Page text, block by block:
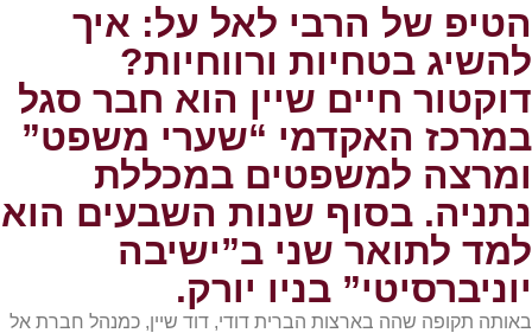
הטיפ של הרבי לאל על: איך
להשיג בטחיות ורווחיות?
דוקטור חיים שיין הוא חבר סגל
במרכז האקדמי “שערי משפט”
ומרצה למשפטים במכללת
נתניה. בסוף שנות השבעים הוא
למד לתואר שני ב”ישיבה
יוניברסיטי” בניו יורק.
באותה תקופה שהה בארצות הברית דודי, דוד שיין, כמנהל חברת אל